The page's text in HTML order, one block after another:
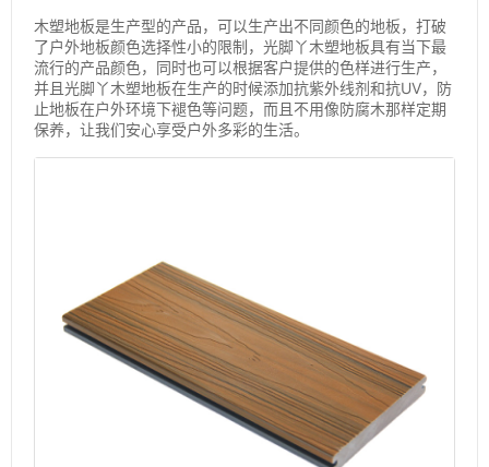
木塑地板是生产型的产品，可以生产出不同颜色的地板，打破
了户外地板颜色选择性小的限制，光脚丫木塑地板具有当下最
流行的产品颜色，同时也可以根据客户提供的色样进行生产，
并且光脚丫木塑地板在生产的时候添加抗紫外线剂和抗UV，防
止地板在户外环境下褪色等问题，而且不用像防腐木那样定期
保养，让我们安心享受户外多彩的生活。